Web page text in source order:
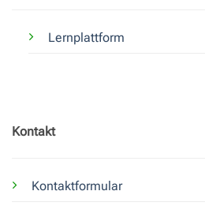
Lernplattform
Kontakt
Kontaktformular